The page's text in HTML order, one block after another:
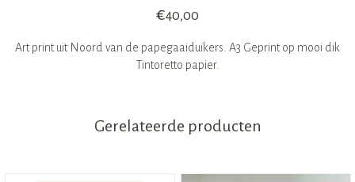
€40,00
Art print uit Noord van de papegaaiduikers. A3 Geprint op mooi dik
Tintoretto papier.
Gerelateerde producten